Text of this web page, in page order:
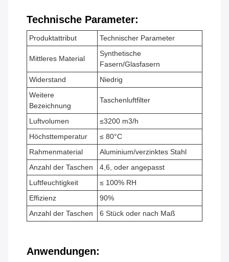
Technische Parameter:
Produktattribut Technischer Parameter
Mittleres Material
Synthetische
Fasern/Glasfasern
Widerstand
Niedrig
Weitere
Bezeichnung
Taschenluftfilter
Luftvolumen
≤3200 m3/h
Höchsttemperatur
≤ 80°C
Rahmenmaterial
Aluminium/verzinktes Stahl
Anzahl der Taschen
4,6, oder angepasst
Luftfeuchtigkeit
≤ 100% RH
Effizienz
90%
Anzahl der Taschen
6 Stück oder nach Maß
Anwendungen: